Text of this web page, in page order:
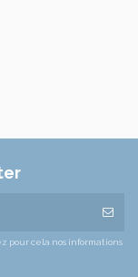
pour cela nos informations